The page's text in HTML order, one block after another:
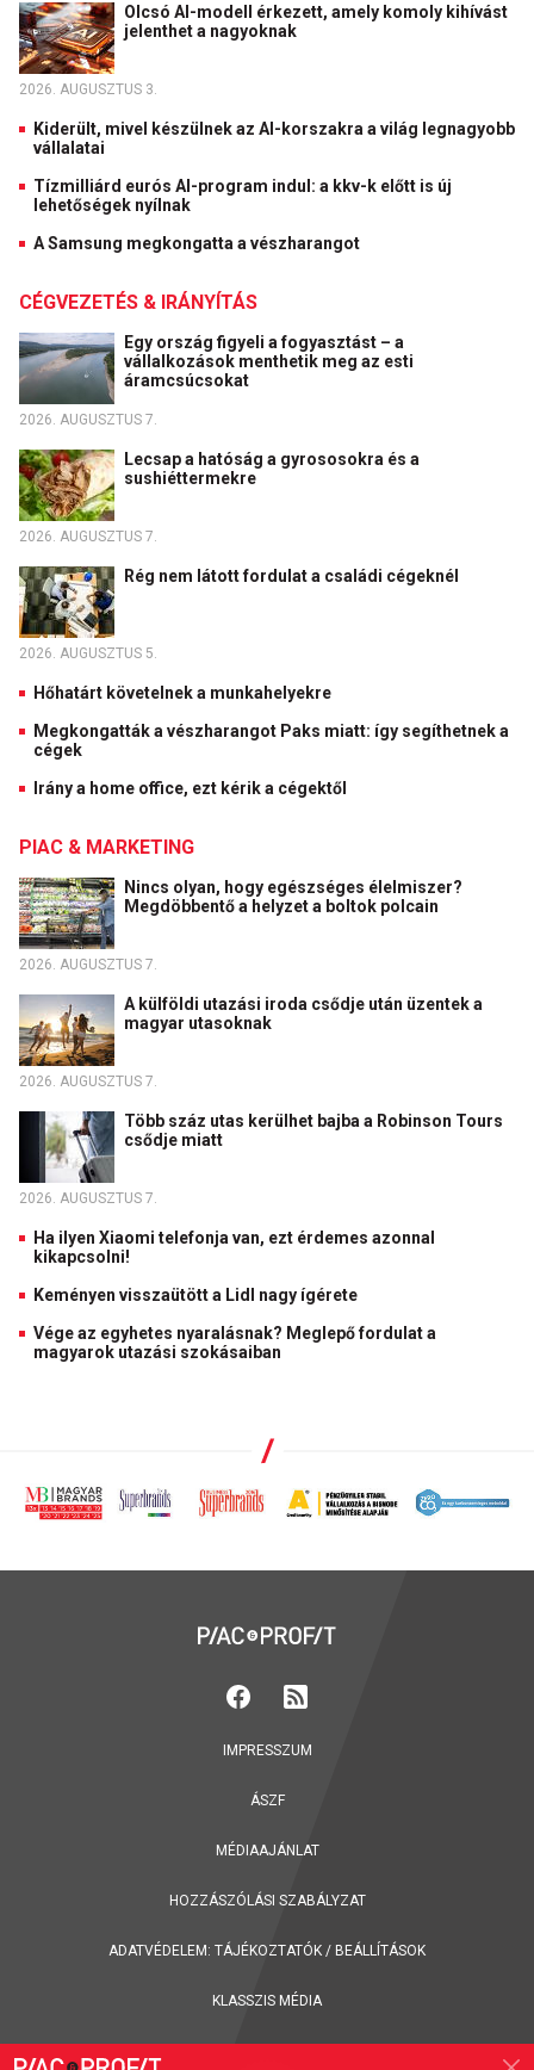
Olcsó AI-modell érkezett, amely komoly kihívást
jelenthet a nagyoknak
2026. AUGUSZTUS 3.
Kiderült, mivel készülnek az AI-korszakra a világ legnagyobb
vállalatai
Tízmilliárd eurós AI-program indul: a kkv-k előtt is új
lehetőségek nyílnak
A Samsung megkongatta a vészharangot
CÉGVEZETÉS & IRÁNYÍTÁS
Egy ország figyeli a fogyasztást – a
vállalkozások menthetik meg az esti
áramcsúcsokat
2026. AUGUSZTUS 7.
Lecsap a hatóság a gyrososokra és a
sushiéttermekre
2026. AUGUSZTUS 7.
Rég nem látott fordulat a családi cégeknél
2026. AUGUSZTUS 5.
Hőhatárt követelnek a munkahelyekre
Megkongatták a vészharangot Paks miatt: így segíthetnek a
cégek
Irány a home office, ezt kérik a cégektől
PIAC & MARKETING
Nincs olyan, hogy egészséges élelmiszer?
Megdöbbentő a helyzet a boltok polcain
2026. AUGUSZTUS 7.
A külföldi utazási iroda csődje után üzentek a
magyar utasoknak
2026. AUGUSZTUS 7.
Több száz utas kerülhet bajba a Robinson Tours
csődje miatt
2026. AUGUSZTUS 7.
Ha ilyen Xiaomi telefonja van, ezt érdemes azonnal
kikapcsolni!
Keményen visszaütött a Lidl nagy ígérete
Vége az egyhetes nyaralásnak? Meglepő fordulat a
magyarok utazási szokásaiban
IMPRESSZUM
ÁSZF
MÉDIAAJÁNLAT
HOZZÁSZÓLÁSI SZABÁLYZAT
ADATVÉDELEM: TÁJÉKOZTATÓK / BEÁLLÍTÁSOK
KLASSZIS MÉDIA